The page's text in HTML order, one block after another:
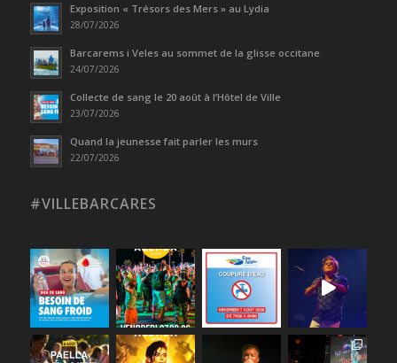
Exposition « Trésors des Mers » au Lydia
28/07/2026
Barcarems i Veles au sommet de la glisse occitane
24/07/2026
Collecte de sang le 20 août à l’Hôtel de Ville
23/07/2026
Quand la jeunesse fait parler les murs
22/07/2026
#VILLEBARCARES